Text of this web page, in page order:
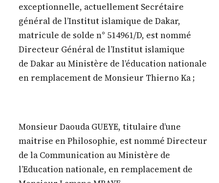
exceptionnelle, actuellement Secrétaire
général de l’Institut islamique de Dakar,
matricule de solde n° 514961/D, est nommé
Directeur Général de l’Institut islamique
de Dakar au Ministère de l’éducation nationale
en remplacement de Monsieur Thierno Ka ;
Monsieur Daouda GUEYE, titulaire d’une
maitrise en Philosophie, est nommé Directeur
de la Communication au Ministère de
l’Education nationale, en remplacement de